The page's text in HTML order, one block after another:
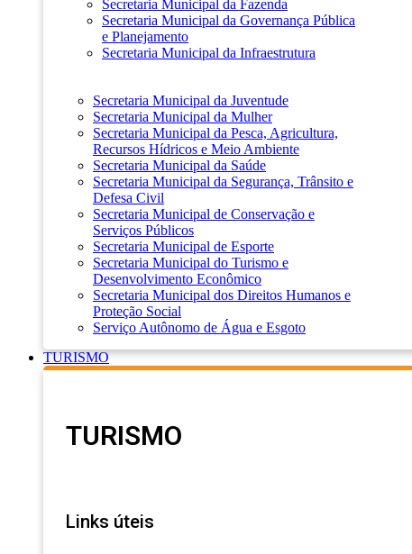
Secretaria Municipal da Fazenda
Secretaria Municipal da Governança Pública
e Planejamento
Secretaria Municipal da Infraestrutura
Secretaria Municipal da Juventude
Secretaria Municipal da Mulher
Secretaria Municipal da Pesca, Agricultura,
Recursos Hídricos e Meio Ambiente
Secretaria Municipal da Saúde
Secretaria Municipal da Segurança, Trânsito e
Defesa Civil
Secretaria Municipal de Conservação e
Serviços Públicos
Secretaria Municipal de Esporte
Secretaria Municipal do Turismo e
Desenvolvimento Econômico
Secretaria Municipal dos Direitos Humanos e
Proteção Social
Serviço Autônomo de Água e Esgoto
TURISMO
TURISMO
Links úteis